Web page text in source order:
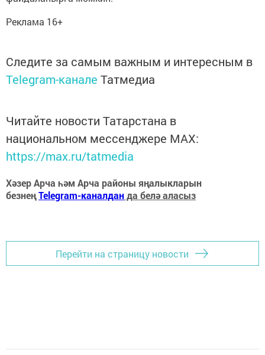
Реклама 16+
Следите за самым важным и интересным в
Telegram-канале Татмедиа
Читайте новости Татарстана в
национальном мессенджере MАХ:
https://max.ru/tatmedia
Хәзер Арча һәм Арча районы яңалыкларын
безнеңTelegram-каналданда белә аласыз
Перейти на страницу новости